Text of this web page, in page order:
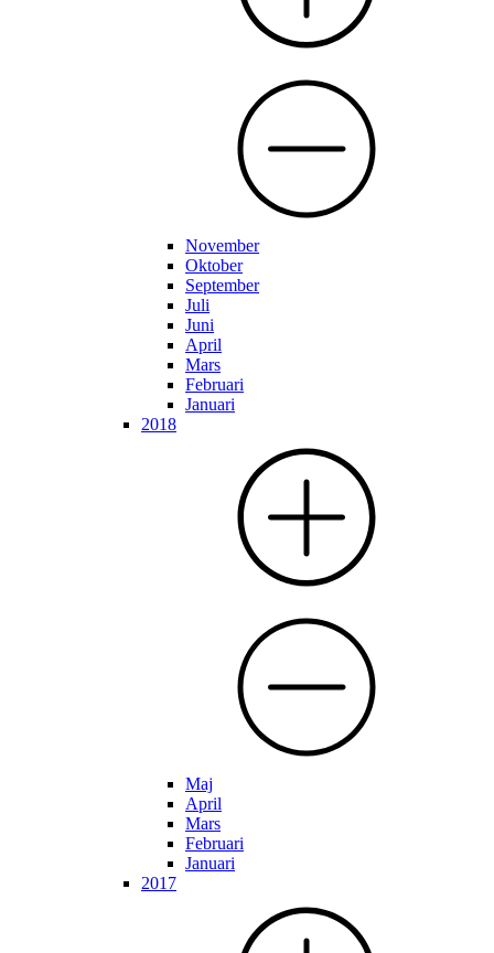
November
Oktober
September
Juli
Juni
April
Mars
Februari
Januari
2018
Maj
April
Mars
Februari
Januari
2017